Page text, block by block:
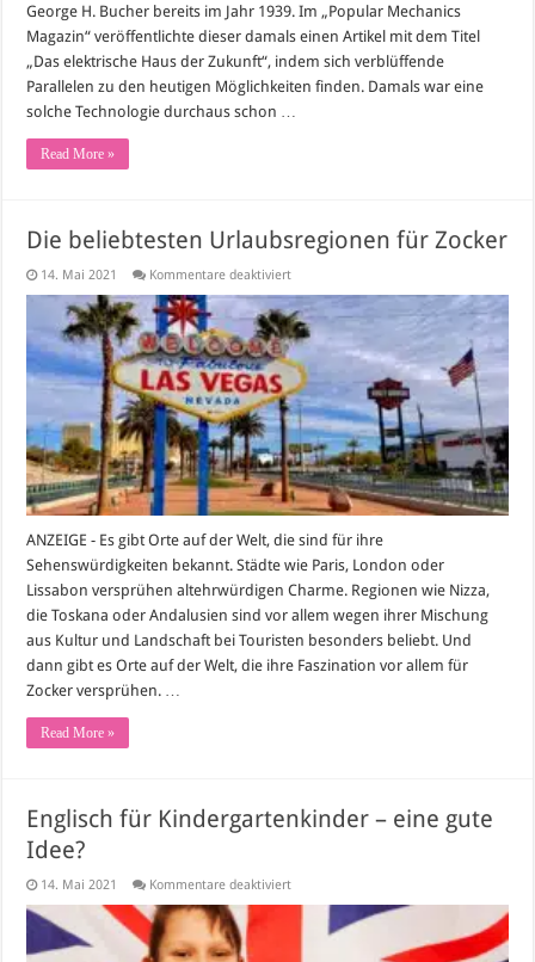
George H. Bucher bereits im Jahr 1939. Im „Popular Mechanics
Magazin“ veröffentlichte dieser damals einen Artikel mit dem Titel
„Das elektrische Haus der Zukunft“, indem sich verblüffende
Parallelen zu den heutigen Möglichkeiten finden. Damals war eine
solche Technologie durchaus schon …
Read More »
Die beliebtesten Urlaubsregionen für Zocker
14. Mai 2021 Kommentare deaktiviertfür
Urlaubsregionen
für
Zocker
ANZEIGE - Es gibt Orte auf der Welt, die sind für ihre
Sehenswürdigkeiten bekannt. Städte wie Paris, London oder
Lissabon versprühen altehrwürdigen Charme. Regionen wie Nizza,
die Toskana oder Andalusien sind vor allem wegen ihrer Mischung
aus Kultur und Landschaft bei Touristen besonders beliebt. Und
dann gibt es Orte auf der Welt, die ihre Faszination vor allem für
Zocker versprühen. …
Read More »
Englisch für Kindergartenkinder – eine gute
Idee?
14. Mai 2021 Kommentare deaktiviertfür
Kindergartenkinder